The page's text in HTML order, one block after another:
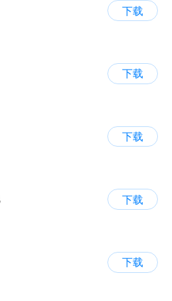
下载
下载
下载
下载
下载